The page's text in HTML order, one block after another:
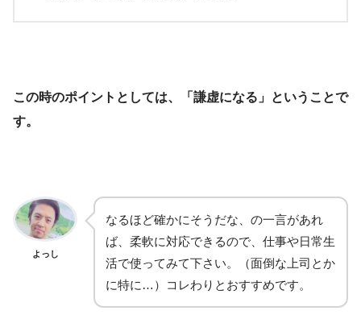
この時のポイントとしては、「謙虚になる」ということで
す。
よっし
なるほど確かにそうだな、の一言があれ
ば、柔軟に対応できるので、仕事や日常生
活で使ってみて下さい。（面倒な上司とか
に特に…）コレわりとおすすめです。